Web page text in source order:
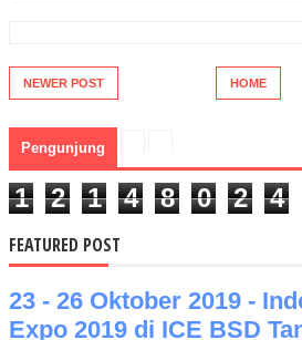
NEWER POST HOME
Pengunjung
1 2 1 4 8 0 2 4
FEATURED POST
23 - 26 Oktober 2019 -
Expo 2019 di ICE BSD